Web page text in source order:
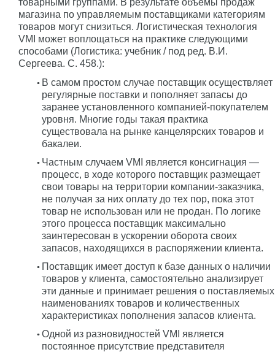
магазина по управляемым поставщиками категориям
товаров могут снизиться. Логистическая технология
VMI может воплощаться на практике следующими
способами (Логистика: учебник / под ред. В.И.
Сергеева. С. 458.):
В самом простом случае поставщик осуществляет
регулярные поставки и пополняет запасы до
заранее установленного компанией-покупателем
уровня. Многие годы такая практика
существовала на рынке канцелярских товаров и
бакалеи.
Частным случаем VMI является консигнация —
процесс, в ходе которого поставщик размещает
свои товары на территории компании-заказчика,
не получая за них оплату до тех пор, пока этот
товар не использован или не продан. По логике
этого процесса поставщик максимально
заинтересован в ускорении оборота своих
запасов, находящихся в распоряжении клиента.
Поставщик имеет доступ к базе данных о наличии
товаров у клиента, самостоятельно анализирует
эти данные и принимает решения о поставляемых
наименованиях товаров и количественных
характеристиках пополнения запасов клиента.
Одной из разновидностей VMI является
постоянное присутствие представителя